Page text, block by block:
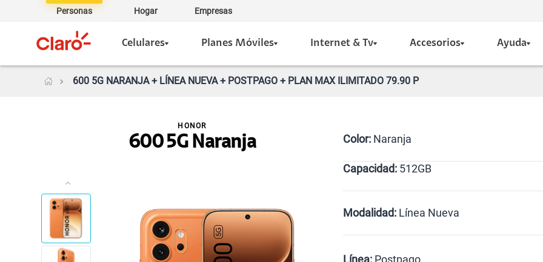
Personas Hogar Empresas
Celulares Planes Móviles Internet & Tv Accesorios Ayuda
600 5G NARANJA + LÍNEA NUEVA + POSTPAGO + PLAN MAX ILIMITADO 79.90 P
600 5G Naranja
HONOR
Color: Naranja
Naranja
Capacidad: 512GB
Modalidad: Línea Nueva
Línea: Postpago